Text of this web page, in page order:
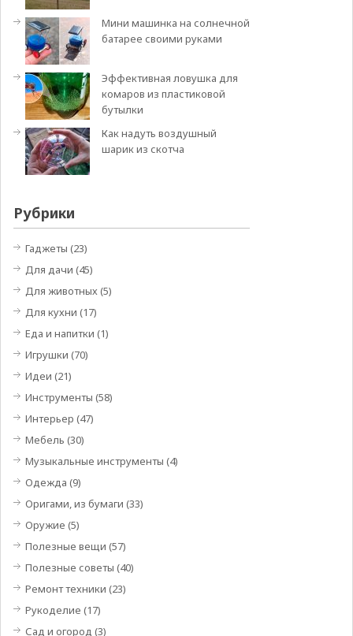
Мини машинка на солнечной
батарее своими руками
Эффективная ловушка для
комаров из пластиковой
бутылки
Как надуть воздушный
шарик из скотча
Рубрики
Гаджеты (23)
Для дачи (45)
Для животных(5)
Для кухни (17)
Еда и напитки (1)
Игрушки (70)
Идеи (21)
Инструменты (58)
Интерьер (47)
Мебель (30)
Музыкальные инструменты (4)
Одежда (9)
Оригами, из бумаги (33)
Оружие (5)
Полезные вещи (57)
Полезные советы (40)
Ремонт техники (23)
Рукоделие (17)
Сад и огород (3)